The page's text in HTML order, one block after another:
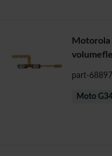
part-68897
Moto